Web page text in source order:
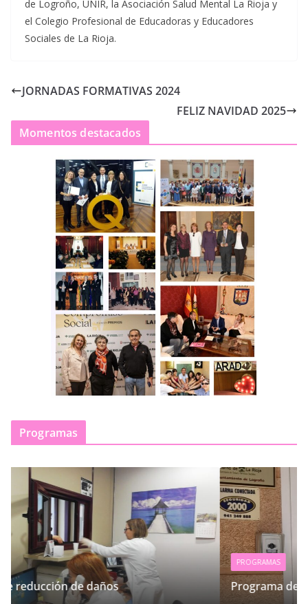
de Logroño, UNIR, la Asociación Salud Mental La Rioja y
el Colegio Profesional de Educadoras y Educadores
Sociales de La Rioja.
JORNADAS FORMATIVAS 2024
FELIZ NAVIDAD 2025
Momentos destacados
Programas
PROGRAMAS
Programa de Atención General